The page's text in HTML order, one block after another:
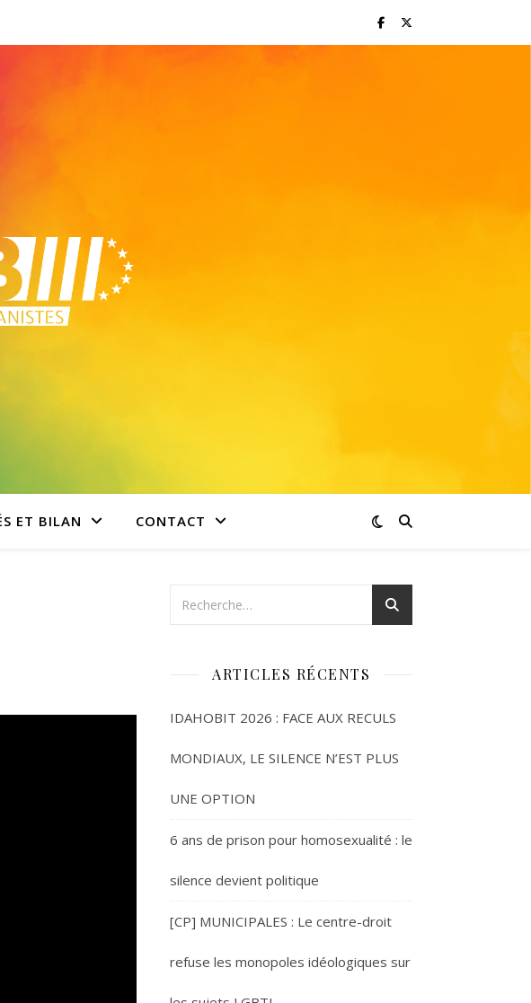
ET BILAN CONTACT
ARTICLES RÉCENTS
IDAHOBIT 2026 : FACE AUX RECULS
MONDIAUX, LE SILENCE N’EST PLUS
UNE OPTION
6 ans de prison pour homosexualité : le
silence devient politique
[CP] MUNICIPALES : Le centre-droit
refuse les monopoles idéologiques sur